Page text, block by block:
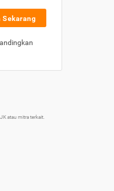
Sekarang
atau mitra terkait.